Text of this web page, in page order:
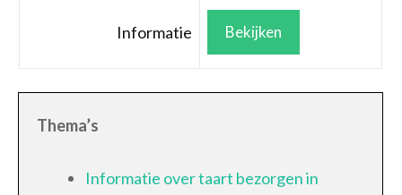
Informatie Bekijken
Thema’s
Informatie over taart bezorgen in